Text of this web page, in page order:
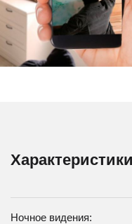
Характеристики
Ночное видения: